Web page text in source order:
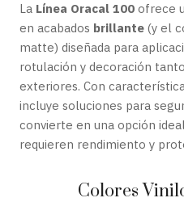
La Línea Oracal 100 ofrece
en acabados brillante (y el
matte) diseñada para
rotulación y decoración
exteriores. Con
incluye soluciones para
convierte en una opción
requieren rendimiento y
Colores